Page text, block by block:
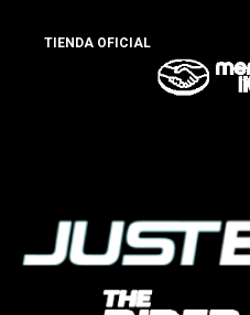
TIENDA OFICIAL